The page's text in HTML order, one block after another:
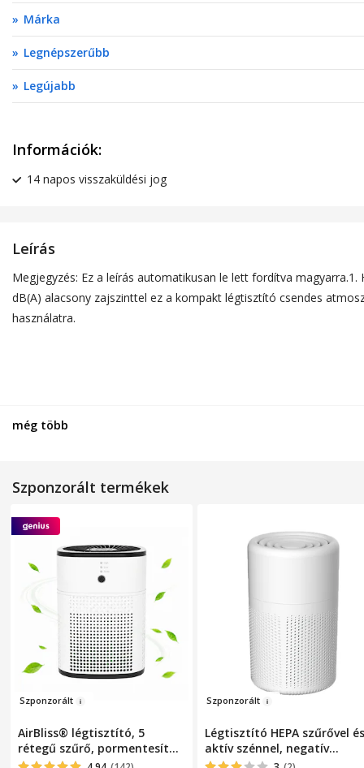
Információk:
14 napos visszaküldési jog
Márka
Legnépszerűbb
Legújabb
Leírás
Megjegyzés: Ez a leírás automatikusan le lett fordítva
dB(A) alacsony zajszinttel ez a kompakt légtisztító csendes
használatra.
még több
Szponzorált termékek
Szponzorált
AirBliss® légtisztító, 5
rétegű szűrő, pormentesítő,
HEPA, baktériumellenes,
Szponzorált
Légtisztító HEPA szűrővel és
aktív szénnel, negatív
ionizáció, állatszag